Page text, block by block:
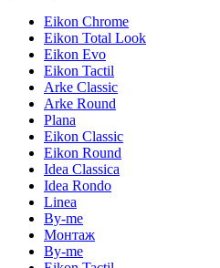
Eikon Chrome
Eikon Total Look
Eikon Evo
Eikon Tactil
Arke Classic
Arke Round
Plana
Eikon Classic
Eikon Round
Idea Classica
Idea Rondo
Linea
By-me
Монтаж
By-me